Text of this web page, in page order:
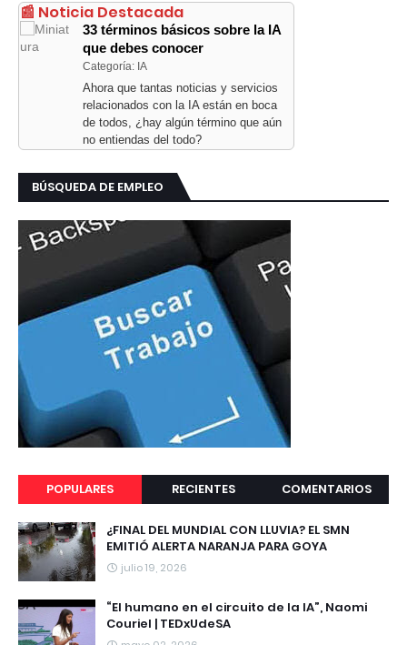
📰 Noticia Destacada
33 términos básicos sobre la IA
que debes conocer
Categoría: IA
Ahora que tantas noticias y servicios
relacionados con la IA están en boca
de todos, ¿hay algún término que aún
no entiendas del todo?
BÚSQUEDA DE EMPLEO
POPULARES RECIENTES COMENTARIOS
¿FINAL DEL MUNDIAL CON LLUVIA? EL SMN
EMITIÓ ALERTA NARANJA PARA GOYA
julio 19, 2026
“El humano en el circuito de la IA”, Naomi
Couriel | TEDxUdeSA